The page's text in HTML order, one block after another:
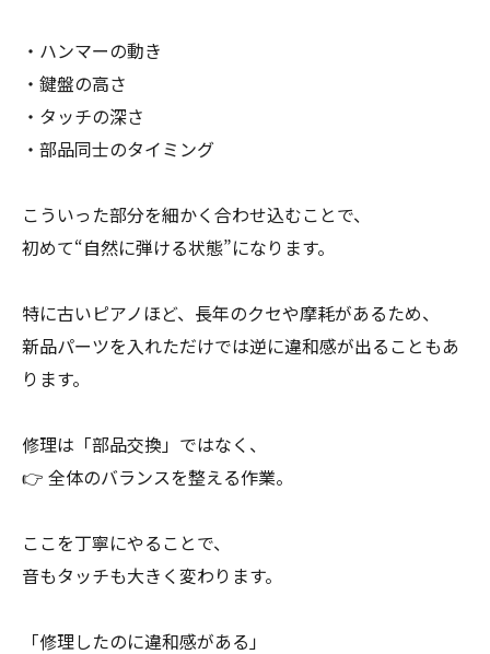
・ハンマーの動き
・鍵盤の高さ
・タッチの深さ
・部品同士のタイミング
こういった部分を細かく合わせ込むことで、
初めて“自然に弾ける状態”になります。
特に古いピアノほど、長年のクセや摩耗があるため、
新品パーツを入れただけでは逆に違和感が出ることもあ
ります。
修理は「部品交換」ではなく、
👉 全体のバランスを整える作業。
ここを丁寧にやることで、
音もタッチも大きく変わります。
「修理したのに違和感がある」